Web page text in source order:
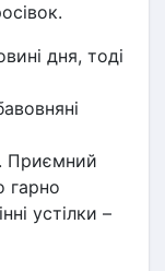
дня, тоді
Приємний
гарно
устілки –